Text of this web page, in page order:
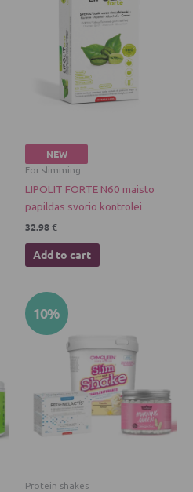
NEW
For slimming
LIPOLIT FORTE N60 maisto
papildas svorio kontrolei
32.98€
Add to cart
10%
Protein shakes
Original
price
was:
98.94 €.
88.94 €.has
multiple
variants.
The
options
may